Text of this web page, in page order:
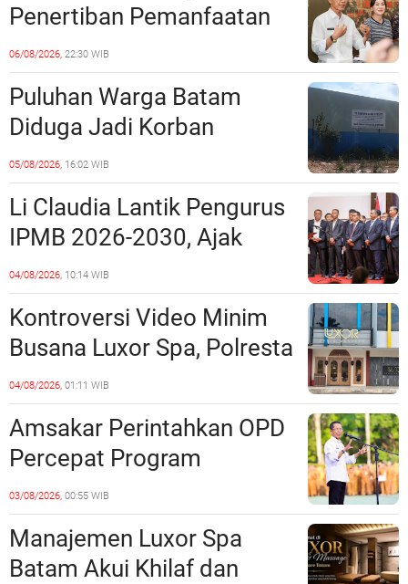
Penertiban Pemanfaatan
Ruang Laut Sesuai
Ketentuan Peraturan
Perundang-undangan
06/08/2026, 22:30 WIB
Puluhan Warga Batam
Diduga Jadi Korban
Penipuan Kavling Hingga
Miliaran Rupiah, Laporan ke
Polda Kepri Jalan di
Tempat?
05/08/2026, 16:02 WIB
Li Claudia Lantik Pengurus
IPMB 2026-2030, Ajak
Perkuat Kerukunan dan
Sinergi dengan Pemko
Batam
04/08/2026, 10:14 WIB
Kontroversi Video Minim
Busana Luxor Spa, Polresta
Barelang Usut Tuntas
Unsur Pelanggaran Hukum
04/08/2026, 01:11 WIB
Amsakar Perintahkan OPD
Percepat Program
Prioritas, Targetkan
Realisasi Pembangunan
Lampaui 50 Persen
03/08/2026, 00:55 WIB
Manajemen Luxor Spa
Batam Akui Khilaf dan